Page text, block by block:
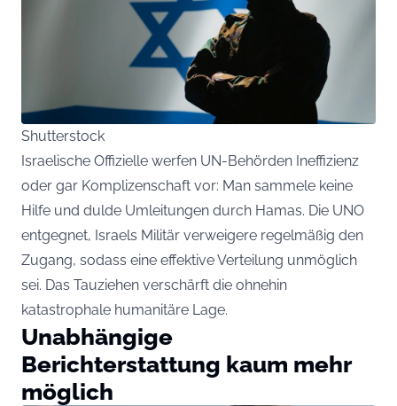
Shutterstock
Israelische Offizielle werfen UN-Behörden Ineffizienz
oder gar Komplizenschaft vor: Man sammele keine
Hilfe und dulde Umleitungen durch Hamas. Die UNO
entgegnet, Israels Militär verweigere regelmäßig den
Zugang, sodass eine effektive Verteilung unmöglich
sei. Das Tauziehen verschärft die ohnehin
katastrophale humanitäre Lage.
Unabhängige
Berichterstattung kaum mehr
möglich